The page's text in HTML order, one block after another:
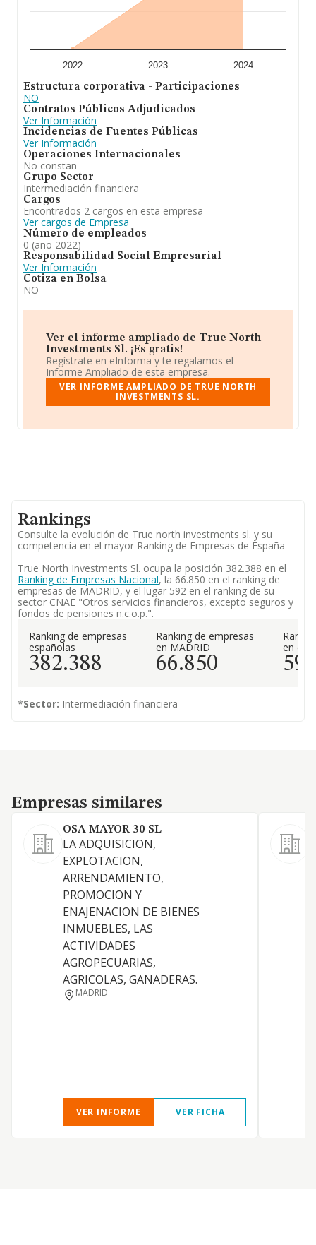
con ventas en 2024 de hasta 9.987 millones de euros.
Con el fin de ampliar la información relativa a las
compañías, la antigüedad desde la constitución es de 13
años. La media de empleados de las empresas es de 3.
En definitiva,
True North Investments S.L
se emplea
informes técnicos, financieros, económicos, contables,
de comercio internacional, fiscales incluyendo todo
cuanto se refiere a activos e instrumentos financieros
de cualquier clase, análisis de la situación financiera de
las empresas, sectores ec. En el ranking de provincia, ha
experimentado un retroceso.
2022 2023 2024
Estructura corporativa - Participaciones
NO
Contratos Públicos Adjudicados
Ver Información
Incidencias de Fuentes Públicas
Ver Información
Operaciones Internacionales
No constan
Grupo Sector
Intermediación financiera
Cargos
Encontrados 2 cargos en esta empresa
Ver cargos de Empresa
Número de empleados
0 (año 2022)
Responsabilidad Social Empresarial
Ver Información
Cotiza en Bolsa
NO
Ver el informe ampliado de True North
Investments Sl. ¡Es gratis!
Regístrate en eInforma y te regalamos el
Informe Ampliado de esta empresa.
VER INFORME AMPLIADO DE TRUE NORTH
INVESTMENTS SL.
Rankings
Consulte la evolución de True north investments sl. y su
competencia en el mayor Ranking de Empresas de España
True North Investments Sl. ocupa la posición 382.388 en el
Ranking de Empresas Nacional, la 66.850 en el ranking de
empresas de MADRID, y el lugar 592 en el ranking de su
sector CNAE "Otros servicios financieros, excepto seguros y
fondos de pensiones n.c.o.p.".
Ranking de empresas
españolas
382.388
Ranking de empresas
en MADRID
66.850
en el
592
*Sector: Intermediación financiera
Empresas similares
Empresas similares
OSA MAYOR 30 SL
LA ADQUISICION,
EXPLOTACION,
ARRENDAMIENTO,
PROMOCION Y
ENAJENACION DE BIENES
INMUEBLES, LAS
ACTIVIDADES
AGROPECUARIAS,
AGRICOLAS, GANADERAS.
MADRID
VER INFORME VER FICHA